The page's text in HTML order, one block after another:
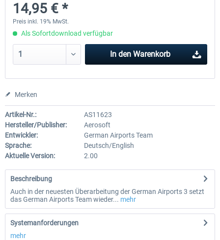
29,95 € *
14,95 € *
Preis inkl. 19% MwSt.
Als Sofortdownload verfügbar
In den Warenkorb
Merken
Artikel-Nr.:
AS11623
Hersteller/Publisher:
Aerosoft
Entwickler:
German Airports Team
Sprache:
Deutsch/English
Aktuelle Version:
2.00
Beschreibung
Auch in der neuesten Überarbeitung der German Airports 3 setzt
das German Airports Team wieder... mehr
Systemanforderungen
mehr